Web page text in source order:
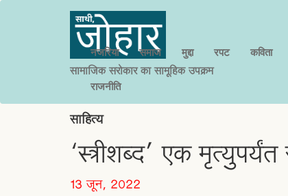
सामाजिक सरोकार का सामूहिक उपक्रम
नजरिया समाज मुद्दा रपट कविता
राजनीति
साहित्य
‘स्त्रीशब्द’ एक
13 जून, 2022